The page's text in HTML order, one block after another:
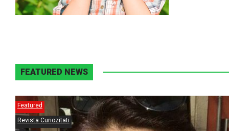
FEATURED NEWS
Featured
Revista Curiozitati